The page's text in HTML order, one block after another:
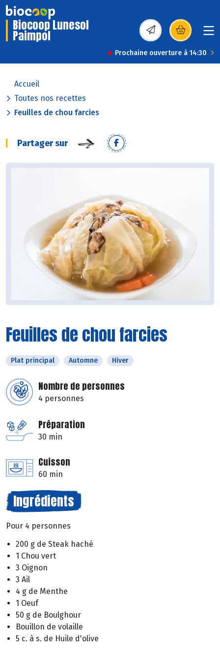
Biocoop Lunesol
Paimpol (s’ouvre dans une
Prochaine ouverture à 14:30
Accueil
Toutes nos recettes
Feuilles de chou farcies
Partager sur
Feuilles de chou farcies
Plat principal Automne Hiver
Nombre de personnes
4 personnes
Préparation
30 min
Cuisson
60 min
Ingrédients
Pour 4 personnes
200 g de Steak haché
1 Chou vert
3 Oignon
3 Ail
4 g de Menthe
1 Oeuf
50 g de Boulghour
Bouillon de volaille
5 c. à s. de Huile d'olive